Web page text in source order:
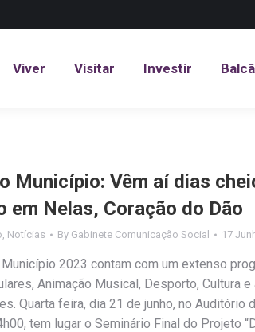
Viver Visitar Investir
Município: Vêm aí dias
em Nelas, Coração do Dão
, Notícias By Gabinete Comunicação Social 17
2023 contam com um extenso
Animação Musical, Desporto, Cultura
Quarta feira, dia 21 de junho, no Auditório
tem lugar o Seminário Final do Projeto
Viver Visitar Investir